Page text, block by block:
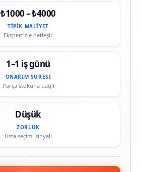
₺1000 – ₺4000
TIPIK MALIYET
Ekspertizle netleşir
1–1 iş günü
ONARIM SÜRESI
Parça stokuna bağlı
Düşük
ZORLUK
Usta seçimi sinyali